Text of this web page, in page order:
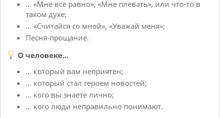
… «Мне всё равно», «Мне плевать», или что-то в
таком духе;
… «Считайся со мной», «Уважай меня»;
Песня-прощание.
О человеке...
… который вам неприятен;
… который стал героем новостей;
… кого вы знаете лично;
… кого люди неправильно понимают.